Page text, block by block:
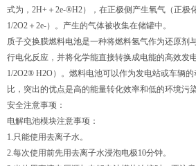
式为，2H+＋2e-®H2），在正极侧产生氧气（正极
1/2O2＋2e-）。产生的气体被收集在储罐中。
质子交换膜燃料电池是一种将燃料氢气作为还原剂
行电化反应，并将化学能直接转换成电能的高效发
1/2O2® H2O）。燃料电池可以作为发电站或车辆
比，突出的优点是高的能量转化效率和低的环境污染
安全注意事项：
电解电池模块注意事项：
1.只能使用去离子水。
2.每次使用前先用去离子水浸泡电极10分钟。